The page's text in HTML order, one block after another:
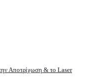
Αποτρίχωση & το Laser